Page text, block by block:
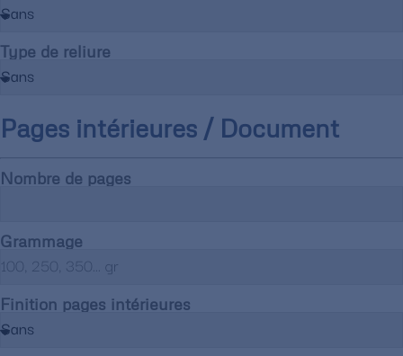
Type de reliure
Pages intérieures / Document
Nombre de pages
Grammage
Finition pages intérieures